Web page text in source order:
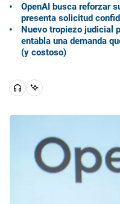
OpenAI busca reforzar
presenta solicitud
Nuevo tropiezo judicial
entabla una demanda
(y costoso)